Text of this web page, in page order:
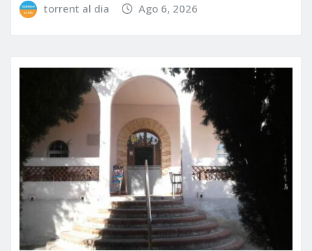
torrent al dia Ago 6, 2026